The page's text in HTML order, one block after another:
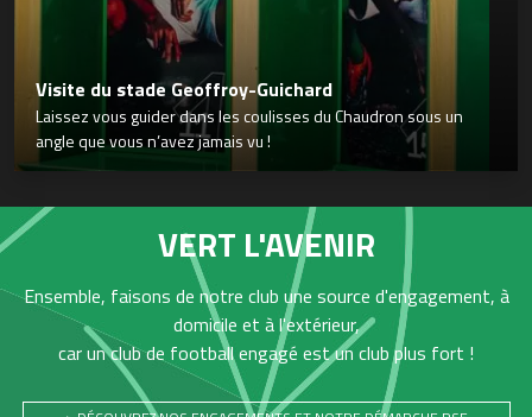
Visite du stade Geoffroy-Guichard
Laissez vous guider dans les coulisses du Chaudron sous un
angle que vous n’avez jamais vu !
VERT L'AVENIR
Ensemble, faisons de notre club une source d'engagement, à
domicile et à l'extérieur,
car un club de football engagé est un club plus fort !